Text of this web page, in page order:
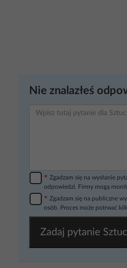
Nie znalazłeś
* Zgadzam się na wysłanie
odpowiedzi. Firmy mogą
* Zgadzam się na publiczne
osób. Proces może potrwać
Zadaj pytanie